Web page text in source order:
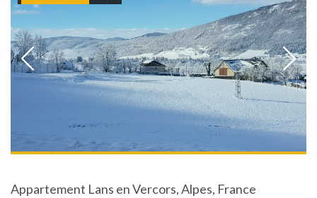
Appartement Lans en Vercors, Alpes, France